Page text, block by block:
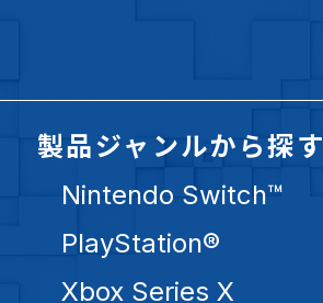
製品ジャンルから探す
Nintendo Switch™
PlayStation®
Xbox Series X